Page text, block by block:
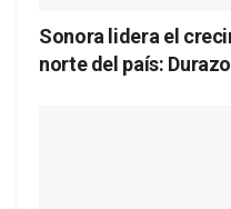
Sonora lidera el
norte del país: Durazo